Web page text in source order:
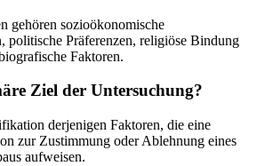
gehören sozioökonomische
politische Präferenzen, religiöse Bindung
Faktoren.
Ziel der Untersuchung?
derjenigen Faktoren, die eine
zur Zustimmung oder Ablehnung eines
aufweisen.